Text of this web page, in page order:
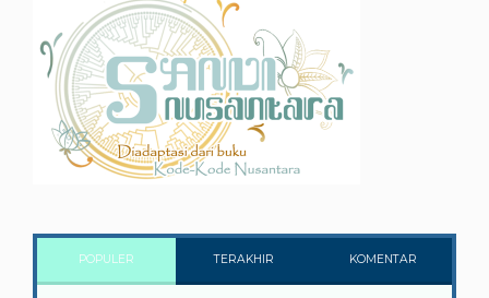
POPULER TERAKHIR KOMENTAR